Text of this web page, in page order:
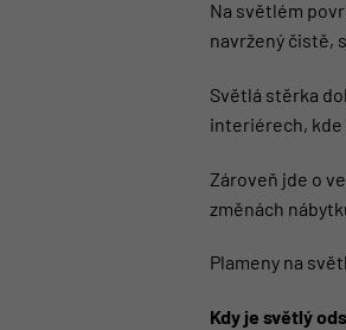
Na světlém
navržený čistě,
Světlá stěrka
interiérech, kde
Zároveň jde o
změnách
Plameny na
Kdy je světlý